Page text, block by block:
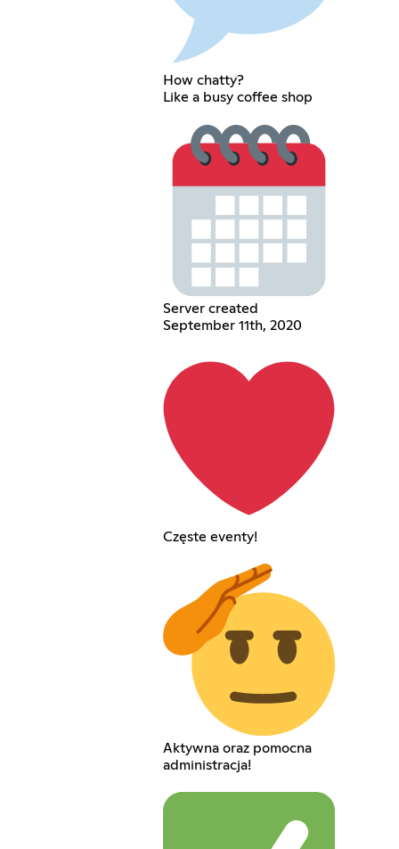
How chatty?
Like a busy coffee shop
Server created
September 11th, 2020
Częste eventy!
Aktywna oraz pomocna
administracja!